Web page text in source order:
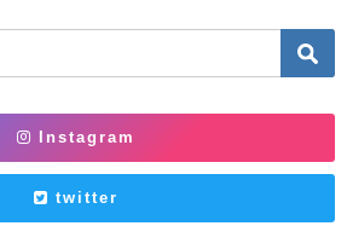
Instagram
twitter